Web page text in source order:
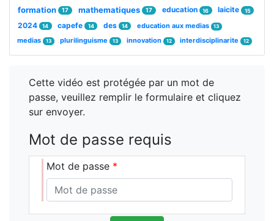
Cette vidéo est protégée par un mot de
passe, veuillez remplir le formulaire et cliquez
sur envoyer.
Mot de passe requis
Mot de passe *
formation 17 mathematiques 17 education 16 laicite 15
2024 14 capefe 14 des 14 education aux medias 13
medias 13 plurilinguisme 13 innovation 12 interdisciplinarite 12